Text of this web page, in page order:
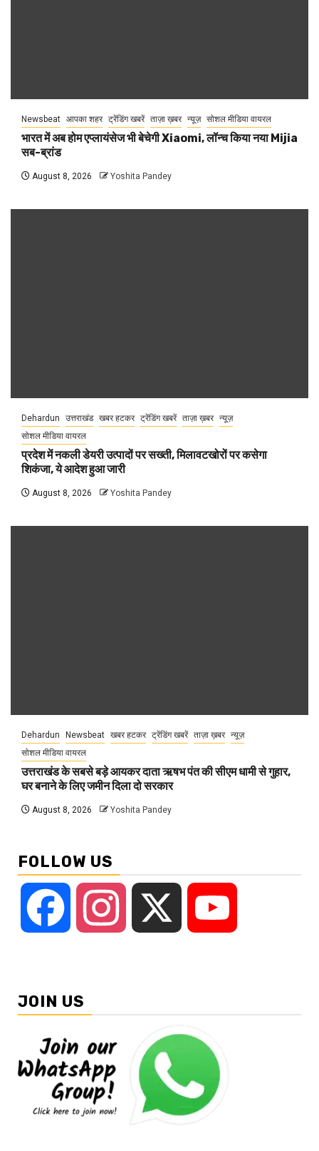
Newsbeat आपका शहर ट्रेंडिंग खबरें ताज़ा ख़बर न्यूज़ सोशल मीडिया वायरल
भारत में अब होम एप्लायंसेज भी बेचेगी Xiaomi, लॉन्च किया नया Mijia
सब-ब्रांड
August 8, 2026 Yoshita Pandey
Dehardun उत्तराखंड खबर हटकर ट्रेंडिंग खबरें ताज़ा ख़बर न्यूज़
सोशल मीडिया वायरल
प्रदेश में नकली डेयरी उत्पादों पर सख्ती, मिलावटखोरों पर कसेगा
शिकंजा, ये आदेश हुआ जारी
August 8, 2026 Yoshita Pandey
Dehardun Newsbeat खबर हटकर ट्रेंडिंग खबरें ताज़ा ख़बर न्यूज़
सोशल मीडिया वायरल
उत्तराखंड के सबसे बड़े आयकर दाता ऋषभ पंत की सीएम धामी से गुहार,
घर बनाने के लिए जमीन दिला दो सरकार
August 8, 2026 Yoshita Pandey
FOLLOW US
Facebook Instagram
JOIN US